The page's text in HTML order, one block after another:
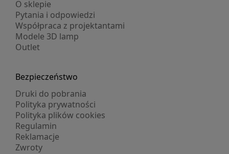
O sklepie
Pytania i odpowiedzi
Współpraca z projektantami
Modele 3D lamp
Outlet
Bezpieczeństwo
Druki do pobrania
Polityka prywatności
Polityka plików cookies
Regulamin
Reklamacje
Zwroty